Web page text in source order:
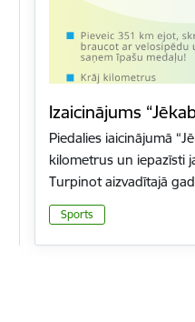
Izaicinājums
Piedalies iaicinājumā
kilometrus un iepazīsti
Turpinot aizvadītajā
Sports